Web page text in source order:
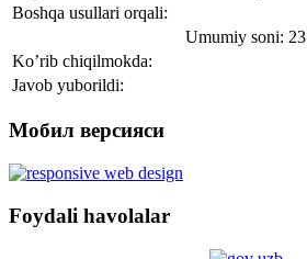
Boshqa usullari orqali:
Umumiy soni: 23
Ko’rib chiqilmokda:
Javob yuborildi:
Мобил версияси
Foydali havolalar